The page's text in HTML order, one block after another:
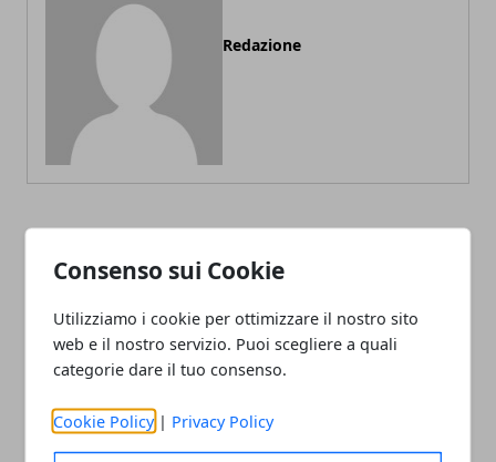
Consenso sui Cookie
Utilizziamo i cookie per ottimizzare il nostro sito
web e il nostro servizio. Puoi scegliere a quali
categorie dare il tuo consenso.
Cookie Policy | Privacy Policy
Redazione